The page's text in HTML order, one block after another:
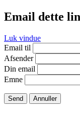
Email dette
Luk vindue
Email til
Afsender
Din email
Emne
Send Annuller